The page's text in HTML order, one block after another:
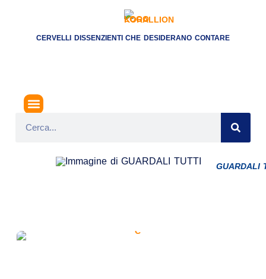
CERVELLI DISSENZIENTI CHE DESIDERANO CONTARE
GUARDALI